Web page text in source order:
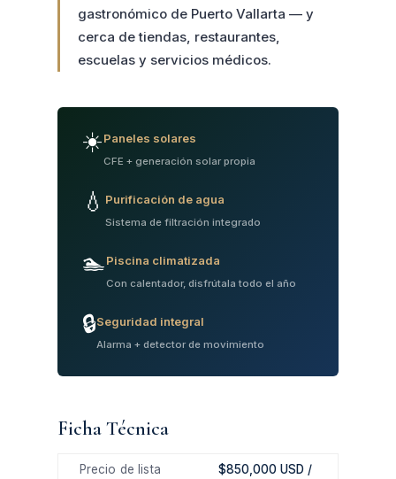
gastronómico de Puerto Vallarta — y
cerca de tiendas, restaurantes,
escuelas y servicios médicos.
☀️Paneles solares
CFE + generación solar propia
💧 Purificación de agua
Sistema de filtración integrado
🏊Piscina climatizada
Con calentador, disfrútala todo el año
🔒Seguridad integral
Alarma + detector de movimiento
Ficha Técnica
Precio de lista $850,000 USD /